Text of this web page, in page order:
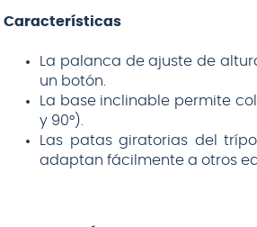
Características
La palanca de ajuste de
un botón.
La base inclinable permite
y 90°).
Las patas giratorias del
adaptan fácilmente a otros